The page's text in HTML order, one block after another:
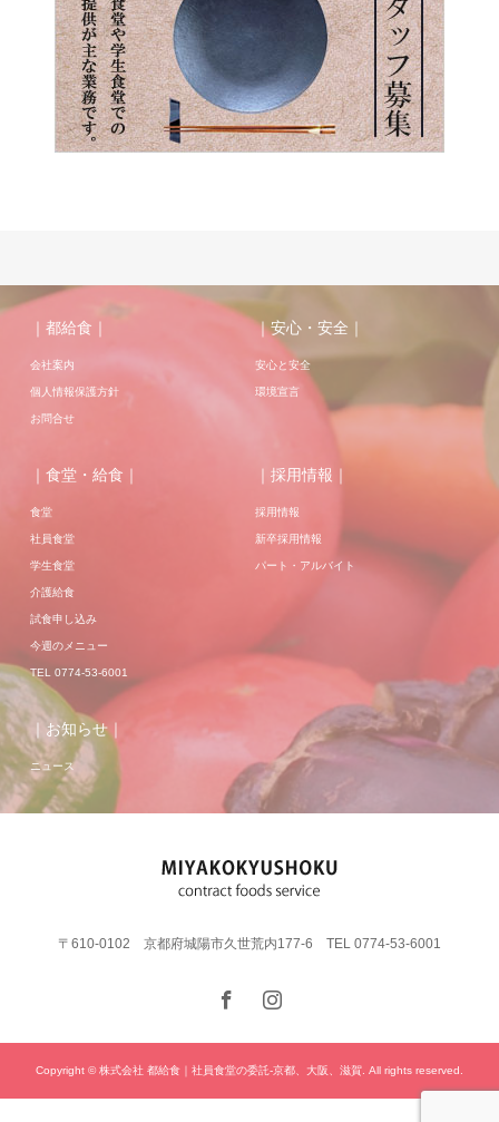
｜都給食｜
会社案内
個人情報保護方針
お問合せ
｜安心・安全｜
安心と安全
環境宣言
｜食堂・給食｜
食堂
社員食堂
学生食堂
介護給食
試食申し込み
今週のメニュー
TEL 0774-53-6001
｜採用情報｜
採用情報
新卒採用情報
パート・アルバイト
｜お知らせ｜
ニュース
〒610-0102 京都府城陽市久世荒内177-6 TEL 0774-53-6001
Copyright © 株式会社 都給食｜社員食堂の委託-京都、大阪、滋賀. All rights reserved.